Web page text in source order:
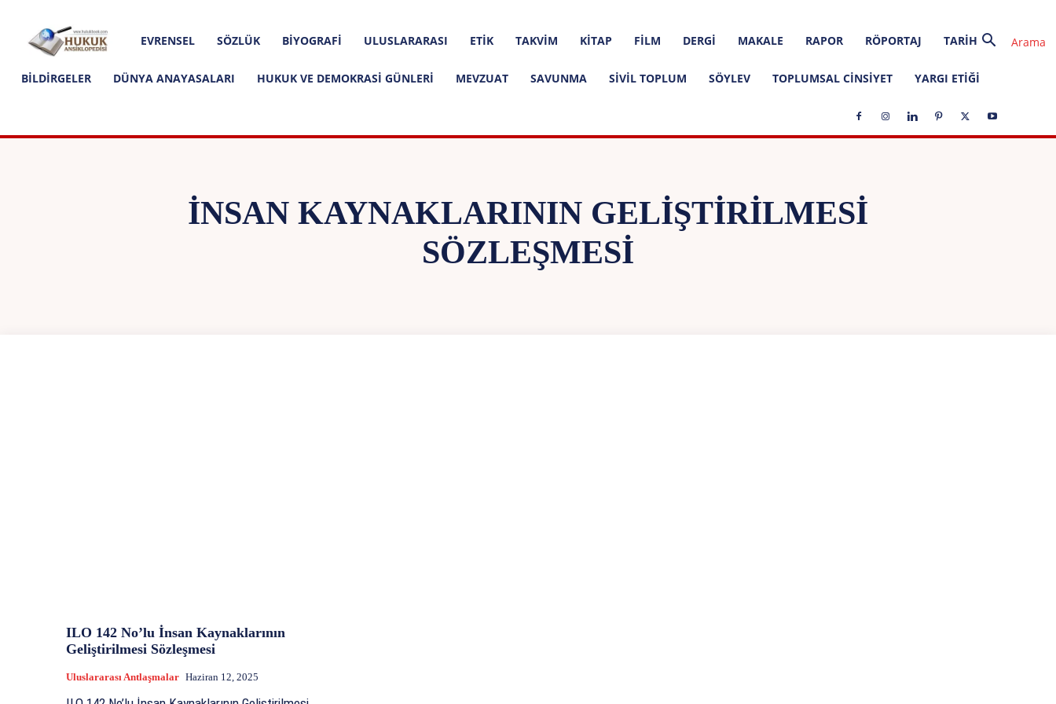
Hukuk
Ansiklopedisi
EVRENSEL SÖZLÜK BIYOGRAFI ULUSLARARASI ETIK TAKVIM KITAP FILM DERGI MAKALE RAPOR RÖPORTAJ TARIH
BILDIRGELER DÜNYA ANAYASALARI HUKUK VE DEMOKRASI GÜNLERI MEVZUAT SAVUNMA SIVIL TOPLUM SÖYLEV TOPLUMSAL CINSIYET YARGI ETIĞI
İNSAN KAYNAKLARININ GELIŞTIRILMESI
SÖZLEŞMESI
ILO 142 No’lu İnsan Kaynaklarının
Geliştirilmesi Sözleşmesi
Uluslararası Antlaşmalar Haziran 12, 2025